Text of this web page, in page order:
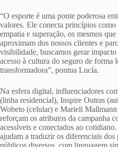
“O esporte é uma ponte poderosa
valores. Ele conecta princípios
empatia e superação, os mesmos
aproximam dos nossos clientes e
visibilidade, buscamos gerar
acesso à cultura do seguro de forma
transformadora”, pontua Lucía.
Na esfera digital, influenciadores
(linha residencial), Inspire Outras
Wobeto (celular) e Marieli
reforçam os atributos da campanha
acessíveis e conectados ao
ajudam a traduzir os diferenciais